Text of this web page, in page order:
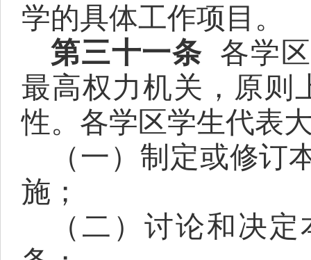
学的具体工作项目。
第三十一条 各学
最高权力机关，原则
性。各学区学生代表
（一） 制定或修订
施 ；
（二） 讨论和决定